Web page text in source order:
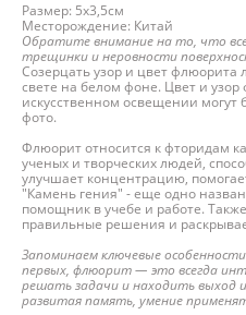
Размер: 5х3,5см
Месторождение: Китай
Обратите внимание на то, что
трещинки и неровности
Созерцать узор и цвет флюорита
свете на белом фоне. Цвет и
искусственном освещении могут
фото.
Флюорит относится к фторидам
ученых и творческих людей,
улучшает концентрацию,
"Камень гения" - еще одно
помощник в учебе и работе.
правильные решения и
Запоминаем ключевые
первых, флюорит — это всегда
решать задачи и находить выход
развитая память, умение